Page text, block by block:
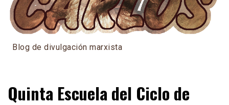
Blog de divulgación marxista
Quinta Escuela del Ciclo de